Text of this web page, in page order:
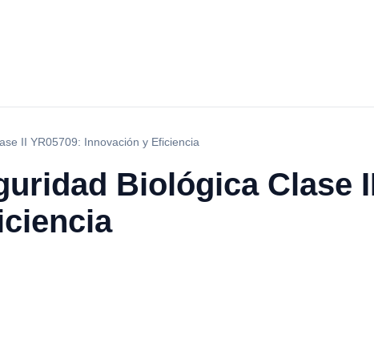
II YR05709: Innovación y Eficiencia
Biológica Clase